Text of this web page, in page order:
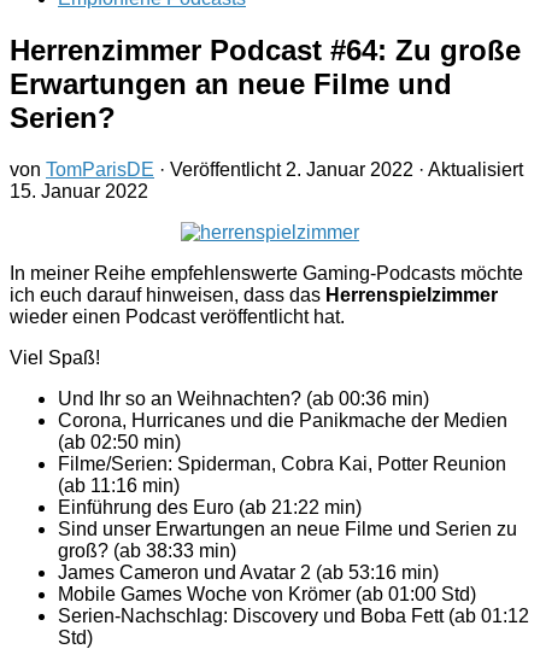
Herrenzimmer Podcast #64: Zu große
Erwartungen an neue Filme und
Serien?
von TomParisDE · Veröffentlicht 2. Januar 2022 · Aktualisiert
15. Januar 2022
In meiner Reihe empfehlenswerte Gaming-Podcasts möchte
ich euch darauf hinweisen, dass das Herrenspielzimmer
wieder einen Podcast veröffentlicht hat.
Viel Spaß!
Und Ihr so an Weihnachten? (ab 00:36 min)
Corona, Hurricanes und die Panikmache der Medien
(ab 02:50 min)
Filme/Serien: Spiderman, Cobra Kai, Potter Reunion
(ab 11:16 min)
Einführung des Euro (ab 21:22 min)
Sind unser Erwartungen an neue Filme und Serien zu
groß? (ab 38:33 min)
James Cameron und Avatar 2 (ab 53:16 min)
Mobile Games Woche von Krömer (ab 01:00 Std)
Serien-Nachschlag: Discovery und Boba Fett (ab 01:12
Std)